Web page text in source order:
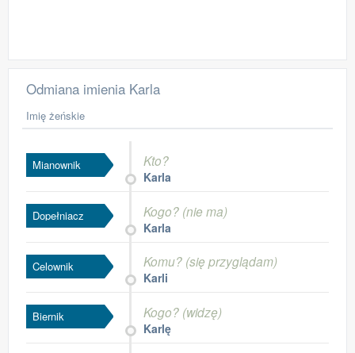
Odmiana imienia Karla
Imię żeńskie
Mianownik Kto?
Karla
Dopełniacz Kogo? (nie ma)
Karla
Celownik Komu? (się przyglądam)
Karli
Biernik Kogo? (widzę)
Karlę